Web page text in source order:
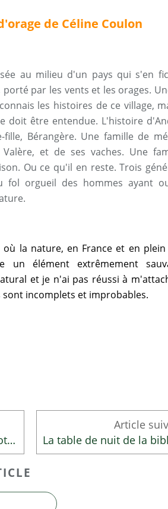
de Céline Coulon
au milieu d'un pays qui s'en
par les vents et les orages.
les histoires de ce village,
doit être entendue. L'histoire
Bérangère. Une famille de
et de ses vaches. Une
Ou ce qu'il en reste. Trois
fol orgueil des hommes ayant
la nature, en France et en plein
un élément extrêmement
et je n'ai pas réussi à
incomplets et improbables.
La table de nuit de la bibliothécaire